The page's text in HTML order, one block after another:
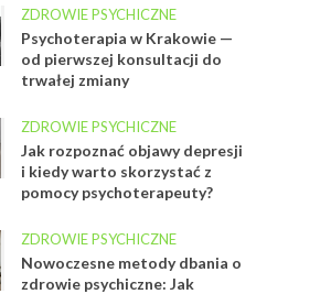
ZDROWIE PSYCHICZNE
Psychoterapia w Krakowie —
od pierwszej konsultacji do
trwałej zmiany
ZDROWIE PSYCHICZNE
Jak rozpoznać objawy depresji
i kiedy warto skorzystać z
pomocy psychoterapeuty?
ZDROWIE PSYCHICZNE
Nowoczesne metody dbania o
zdrowie psychiczne: Jak